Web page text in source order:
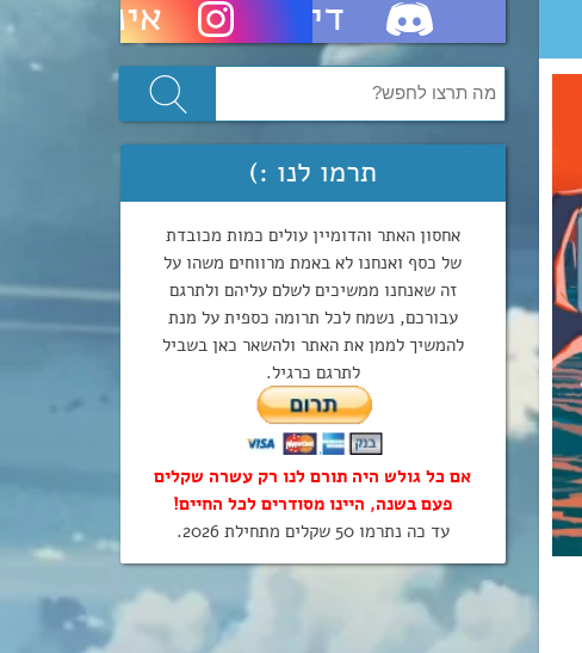
תרמו לנו :)
אחסון האתר והדומיין עולים כמות מכובדת
של כסף ואנחנו לא באמת מרווחים משהו על
זה שאנחנו ממשיכים לשלם עליהם ולתרגם
עבורכם, נשמח לכל תרומה כספית על מנת
להמשיך לממן את האתר ולהשאר כאן בשביל
לתרגם כרגיל.
אם כל גולש היה תורם לנו רק עשרה שקלים
פעם בשנה, היינו מסודרים לכל החיים!
עד כה נתרמו 50 שקלים מתחילת 2026.